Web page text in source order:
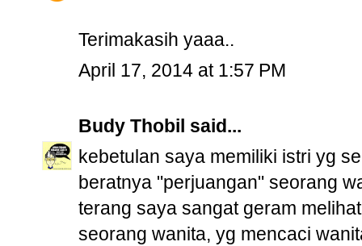
Terimakasih yaaa..
April 17, 2014 at 1:57 PM
Budy Thobil said...
kebetulan saya memiliki istri yg
beratnya "perjuangan" seorang
terang saya sangat geram
seorang wanita, yg mencaci